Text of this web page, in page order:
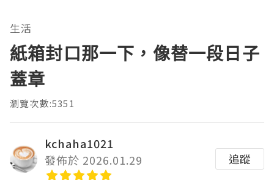
生活
紙箱封口那一下，像替一段日子
蓋章
瀏覽次數:5351
kchaha1021
發佈於 2026.01.29
追蹤